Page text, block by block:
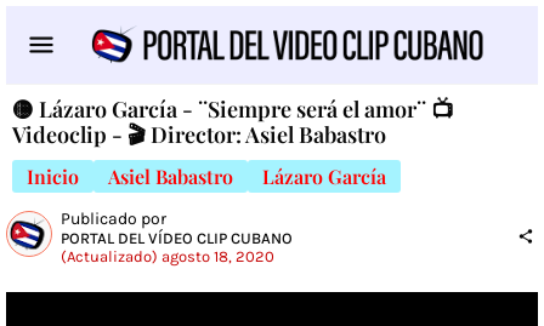
🟡 Lázaro García - ¨Siempre será el amor¨ 📺
Videoclip - 🎬 Director: Asiel Babastro
Inicio Asiel Babastro Lázaro García
Publicado por
PORTAL DEL VÍDEO CLIP CUBANO
(Actualizado) agosto 18, 2020